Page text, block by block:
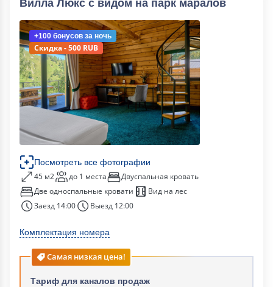
Вилла Люкс с видом на парк маралов
+100 бонусов за ночь
Скидка - 500 RUB
Посмотреть все фотографии
45 м2 до 1 места
Двуспальная кровать
Две односпальные кровати
Вид на лес
Заезд 14:00
Выезд 12:00
Комплектация номера
Самая низкая цена!
Тариф для каналов продаж